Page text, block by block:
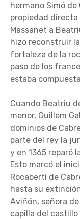
hermano Simó de
propiedad
Massanet a
hizo reconstruir
fortaleza de la
paso de los
estaba
Cuando Beatriu
menor, Guillem
dominios de
parte del rey la
y en 1365 reparó
Esto marcó el
Rocabertí de
hasta su
Aviñón, señora
capilla del